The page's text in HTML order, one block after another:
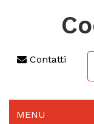
Contatti
MENU